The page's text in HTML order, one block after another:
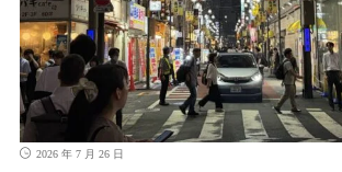
2026 年 7 月 26 日